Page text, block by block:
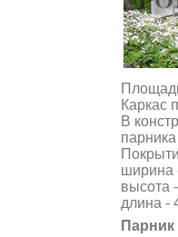
Каркас
В
ширина
высота
длина -